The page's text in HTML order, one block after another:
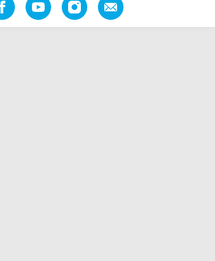
FacebookYouTubeInstagramOdporučiť